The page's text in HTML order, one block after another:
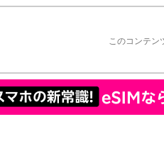
このコンテン